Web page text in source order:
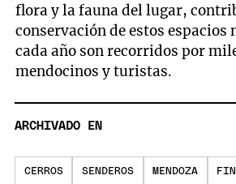
flora y la fauna del lugar,
conservación de estos espacios
cada año son recorridos por
mendocinos y turistas.
ARCHIVADO EN
CERROS SENDEROS MENDOZA